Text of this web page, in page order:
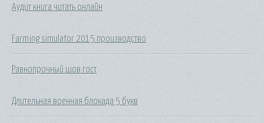
Аудит книга читать онлайн
Farming simulator 2015 производство
Равнопрочный шов гост
Длительная военная блокада 5 букв